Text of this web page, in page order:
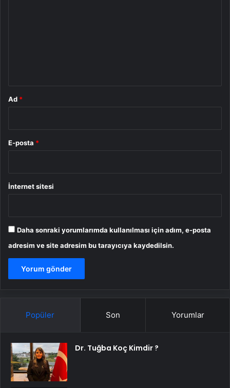
Ad *
E-posta *
İnternet sitesi
Daha sonraki yorumlarımda kullanılması için adım, e-posta
adresim ve site adresim bu tarayıcıya kaydedilsin.
Popüler Son Yorumlar
Dr. Tuğba Koç Kimdir ?